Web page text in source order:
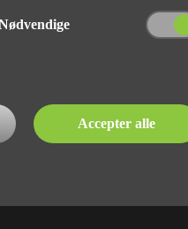
Accepter alle